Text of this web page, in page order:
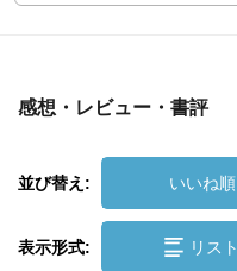
感想・レビュー・書評
並び替え: いいね順
表示形式: リスト